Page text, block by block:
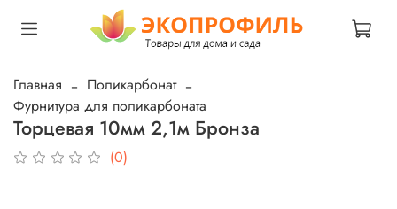
Главная
Поликарбонат
Фурнитура для поликарбоната
Торцевая 10мм 2,1м Бронза
(0)